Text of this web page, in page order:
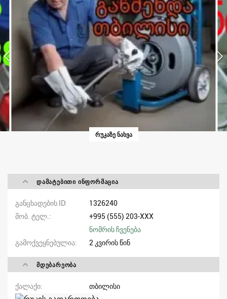
ᲠᲣᲙᲐᲖᲔ ᲜᲐᲮᲕᲐ
ᲓᲐᲛᲐᲢᲔᲑᲘᲗᲘ ᲘᲜᲤᲝᲠᲛᲐᲪᲘᲐ
განცხადების ID
1326240
მობ. ტელ.
+995 (555) 203-XXX
ნომრის ჩვენება
გამოქვეყნებულია
2 კვირის წინ
ᲛᲓᲔᲑᲐᲠᲔᲝᲑᲐ
ქალაქი თბილისი